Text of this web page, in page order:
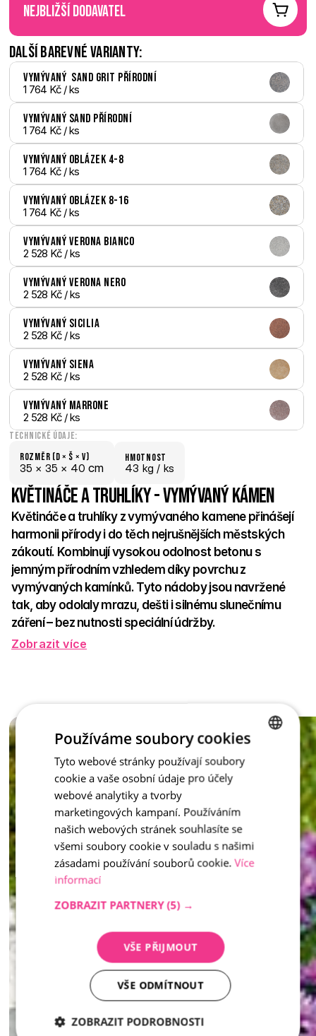
nejbližší dodavatel
Další barevné varianty:
Vymývaný  Sand Grit přírodní
1 764 Kč / ks
Vymývaný Sand přírodní
1 764 Kč / ks
Vymývaný Oblázek 4-8
1 764 Kč / ks
Vymývaný Oblázek 8-16
1 764 Kč / ks
Vymývaný Verona bianco
2 528 Kč / ks
Vymývaný Verona nero
2 528 Kč / ks
Vymývaný Sicilia
2 528 Kč / ks
Vymývaný Siena
2 528 Kč / ks
Vymývaný Marrone
2 528 Kč / ks
Technické údaje:
Rozměr (D × š × V)
35 × 35 × 40 cm
hmotnost
43 kg / ks
Květináče a truhlíky - Vymývaný kámen
Květináče a truhlíky z vymývaného kamene přinášejí
harmonii přírody i do těch nejrušnějších městských
zákoutí. Kombinují vysokou odolnost betonu s
jemným přírodním vzhledem díky povrchu z
vymývaných kamínků. Tyto nádoby jsou navržené
tak, aby odolaly mrazu, dešti i silnému slunečnímu
záření – bez nutnosti speciální údržby.
Ideální pro osázení květinami, bylinkami i okrasnými dřevinami.
velikostem se snadno kombinují s dalšími prvky městského
mobiliáře nebo zahradní architektury.
Stylové, pevné a nadčasové – takové jsou květináče z
vymývaného kamene.
Zobrazit více
inspirace - Vymývaný kámen
CZECH
Používáme soubory cookies
Tyto webové stránky používají soubory
cookie a vaše osobní údaje pro účely
webové analytiky a tvorby
marketingových kampaní. Používáním
našich webových stránek souhlasíte se
všemi soubory cookie v souladu s našimi
zásadami používání souborů cookie. Více
informací
ZOBRAZIT PARTNERY (5) →
VŠE PŘIJMOUT
VŠE ODMÍTNOUT
ZOBRAZIT PODROBNOSTI